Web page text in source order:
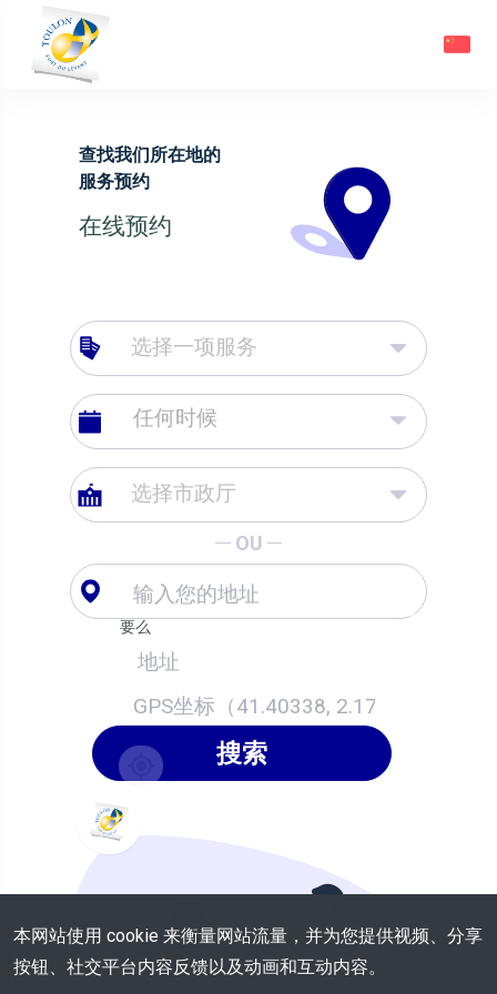
查找我们所在地的
服务预约
在线预约
选择一项服务
选择市政厅
OU
要么
搜索
本网站使用 cookie 来衡量网站流量，并为您提供视频、分享
按钮、社交平台内容反馈以及动画和互动内容。